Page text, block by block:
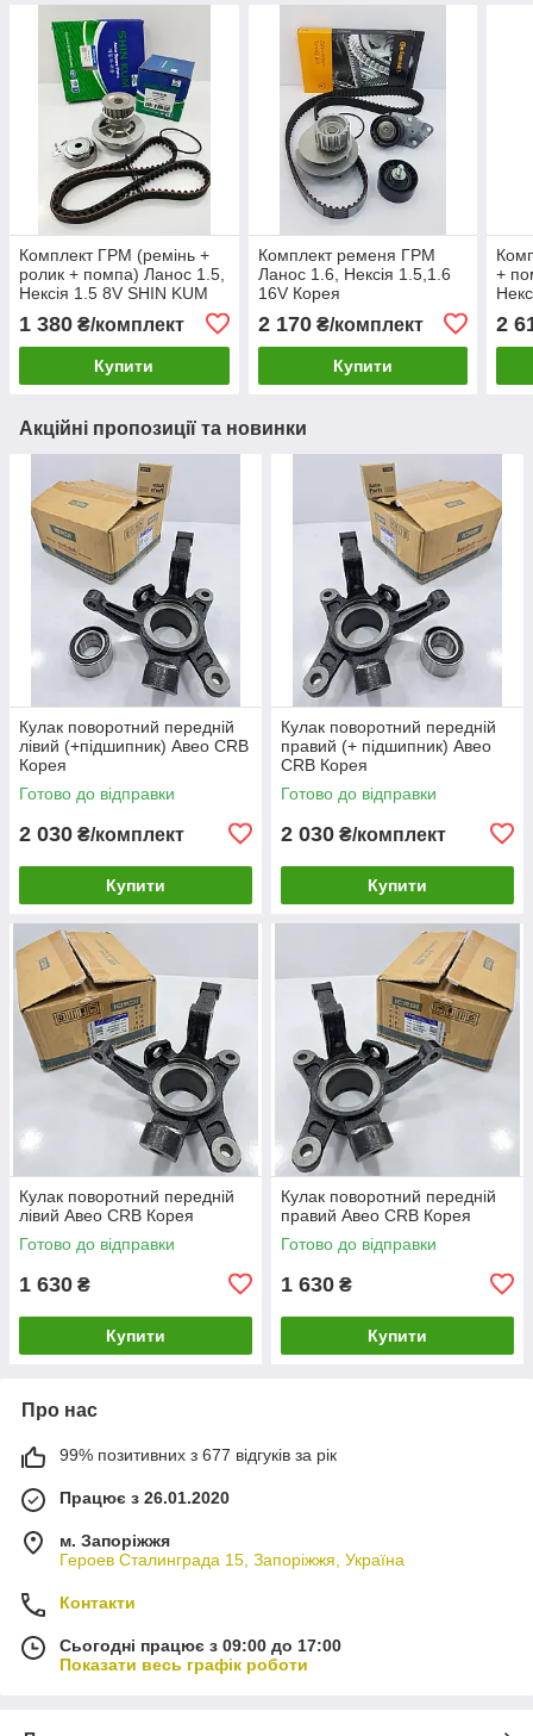
Комплект ГРМ (ремінь +
ролик + помпа) Ланос 1.5,
Нексія 1.5 8V SHIN KUM
1 380 ₴/комплект
Купити
Комплект ременя ГРМ
Ланос 1.6, Нексія 1.5,1.6
16V Корея
2 170₴/комплект
Купити
+
2
Акційні пропозиції та новинки
Кулак поворотний передній
лівий (+підшипник) Авео CRB
Корея
Готово до відправки
2 030 ₴/комплект
Купити
Кулак поворотний передній
правий (+ підшипник) Авео
CRB Корея
Готово до відправки
2 030 ₴/комплект
Купити
Кулак поворотний передній
лівий Авео CRB Корея
Готово до відправки
1 630 ₴
Купити
Кулак поворотний передній
правий Авео CRB Корея
Готово до відправки
1 630 ₴
Купити
Про нас
99% позитивних з 677 відгуків за рік
Працює з 26.01.2020
м. Запоріжжя
Героев Сталинграда 15, Запоріжжя, Україна
Контакти
Сьогодні працює з 09:00 до 17:00
Показати весь графік роботи